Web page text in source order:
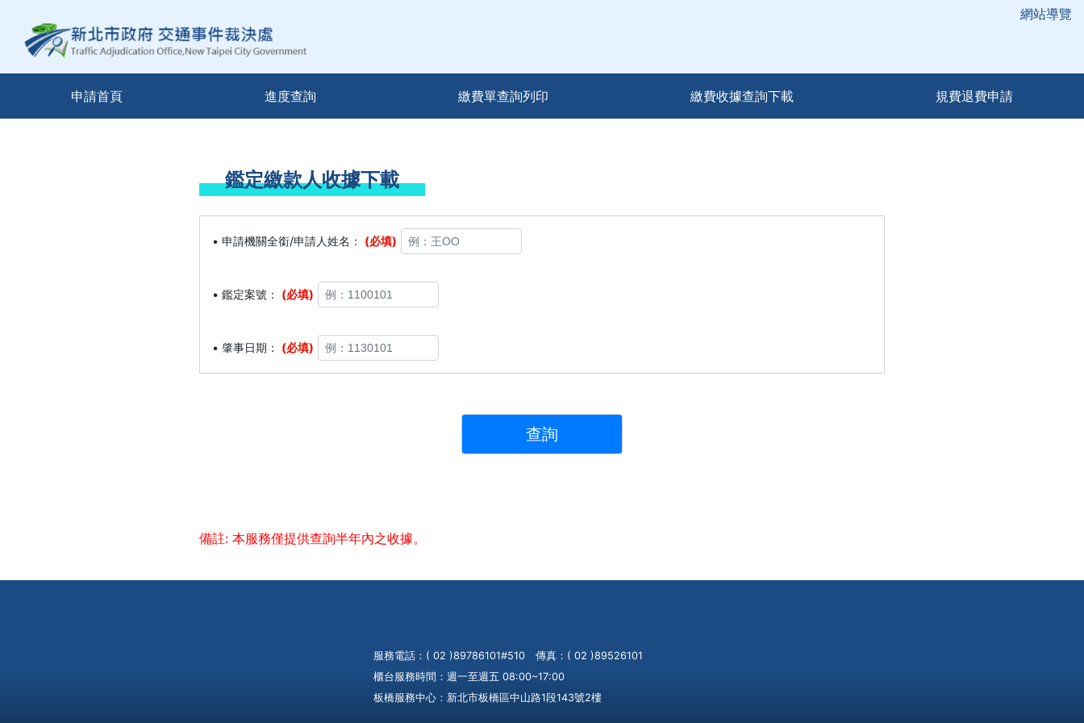
網站導覽
申請首頁 進度查詢 繳費單查詢列印 繳費收據查詢下載 規費退費申請
鑑定繳款人收據下載
• 申請機關全銜/申請人姓名： (必填)
• 鑑定案號： (必填)
• 肇事日期： (必填)
備註: 本服務僅提供查詢半年內之收據。
服務電話：( 02 )89786101#510 傳真：( 02 )89526101
櫃台服務時間：週一至週五 08:00~17:00
板橋服務中心：新北市板橋區中山路1段143號2樓